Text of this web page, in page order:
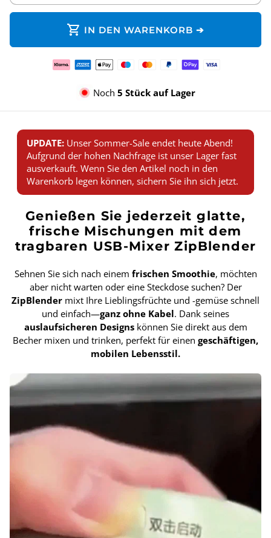
shopping_cart IN DEN WARENKORB ➔
Zahlungsmethoden
Noch 5 Stück auf Lager
UPDATE: Unser Sommer-Sale endet heute Abend!
Aufgrund der hohen Nachfrage ist unser Lager fast
ausverkauft. Wenn Sie den Artikel noch in den
Warenkorb legen können, sichern Sie ihn sich jetzt.
Genießen Sie jederzeit glatte,
frische Mischungen mit dem
tragbaren USB-Mixer ZipBlender
Sehnen Sie sich nach einem frischen Smoothie, möchten
aber nicht warten oder eine Steckdose suchen? Der
ZipBlender mixt Ihre Lieblingsfrüchte und -gemüse schnell
und einfach—ganz ohne Kabel. Dank seines
auslaufsicheren Designskönnen Sie direkt aus dem
Becher mixen und trinken, perfekt für einen geschäftigen,
mobilen Lebensstil.